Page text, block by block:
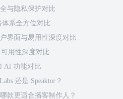
全与隐私保护对比
体系全方位对比
户界面与易用性深度对比
可用性深度对比
AI 功能对比
还是 Speaktor？
款更适合播客制作人？